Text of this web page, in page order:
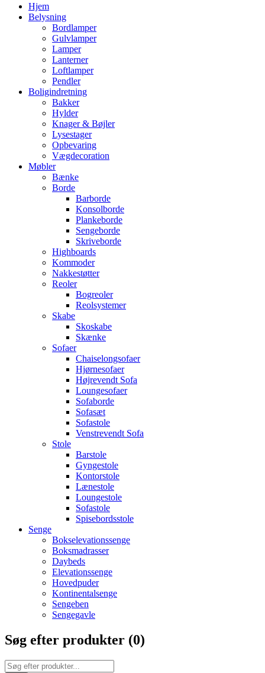
Hjem
Belysning
Bordlamper
Gulvlamper
Lamper
Lanterner
Loftlamper
Pendler
Boligindretning
Bakker
Hylder
Knager & Bøjler
Lysestager
Opbevaring
Vægdecoration
Møbler
Bænke
Borde
Barborde
Konsolborde
Plankeborde
Sengeborde
Skriveborde
Highboards
Kommoder
Nakkestøtter
Reoler
Bogreoler
Reolsystemer
Skabe
Skoskabe
Skænke
Sofaer
Chaiselongsofaer
Hjørnesofaer
Højrevendt Sofa
Loungesofaer
Sofaborde
Sofasæt
Sofastole
Venstrevendt Sofa
Stole
Barstole
Gyngestole
Kontorstole
Lænestole
Loungestole
Sofastole
Spisebordsstole
Senge
Bokselevationssenge
Boksmadrasser
Daybeds
Elevationssenge
Hovedpuder
Kontinentalsenge
Sengeben
Sengegavle
Søg efter produkter (0)